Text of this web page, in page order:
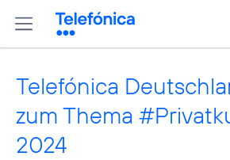
Telefónica
zum Thema
2024